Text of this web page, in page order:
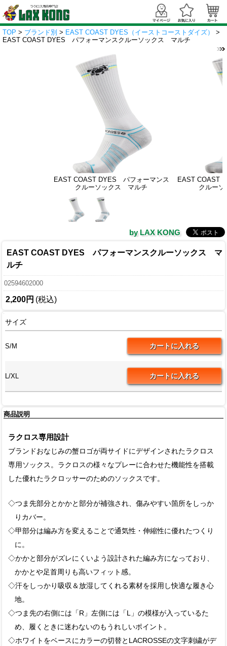
TOP > ブランド別 > EAST COAST DYES（イーストコーストダイズ）
>
EAST COAST DYES パフォーマンスクルーソックス マルチ
EAST COAST DYES パフォーマンス
クルーソックス マルチ
EAST COAST
クルー
by LAX KONG
EAST COAST DYES パフォーマンスクルーソックス マ
ルチ
02594602000
2,200円 (税込)
サイズ
S/M
L/XL
商品説明
ラクロス専用設計
ブランドおなじみの蟹ロゴが両サイドにデザインされたラクロス
専用ソックス。ラクロスの様々なプレーに合わせた機能性を搭載
した優れたラクロッサーのためのソックスです。
◇つま先部分とかかと部分が補強され、傷みやすい箇所をしっか
りカバー。
◇甲部分は編み方を変えることで通気性・伸縮性に優れたつくり
に。
◇かかと部分がズレにくいよう設計された編み方になっており、
かかとや足首周りも高いフィット感。
◇汗をしっかり吸収＆放湿してくれる素材を採用し快適な履き心
地。
◇つま先の右側には「R」左側には「L」の模様が入っているた
め、履くときに迷わないのもうれしいポイント。
◇ホワイトをベースにカラーの切替とLACROSSEの文字刺繍がデ